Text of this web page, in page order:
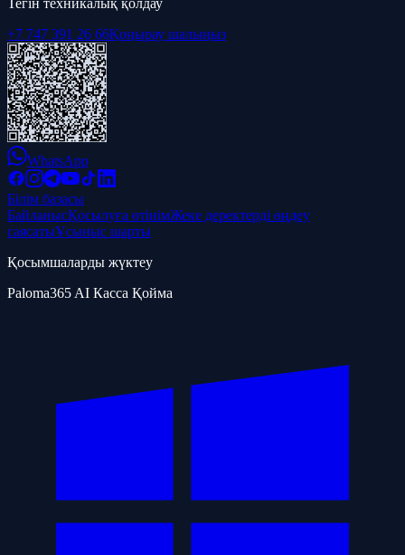
+7 747 391 26 66Қоңырау шалыңыз
WhatsApp
Білім базасы
БайланысҚосылуға өтінімЖеке деректерді өңдеу
саясатыҰсыныс шарты
Қосымшаларды жүктеу
Paloma365 AI Касса Қойма